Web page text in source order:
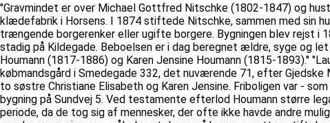
''Gravmindet er over Michael Gottfred Nitschke (1802-1847) og
klædefabrik i Horsens. I 1874 stiftede Nitschke, sammen med sin
trængende borgerenker eller ugifte borgere. Bygningen blev rejst i
stadig på Kildegade. Beboelsen er i dag beregnet ældre, syge og
Houmann (1817-1886) og Karen Jensine Houmann (1815-1893).''
købmandsgård i Smedegade 332, det nuværende 71, efter
to søstre Christiane Elisabeth og Karen Jensine. Friboligen var -
bygning på Sundvej 5. Ved testamente efterlod Houmann større
periode, da de tog sig af mennesker, der ofte ikke havde andre